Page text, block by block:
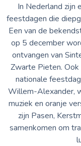
In Nederland zijn
feestdagen die
Een van de
op 5 december
ontvangen van
Zwarte Pieten.
nationale
Willem-Alexander,
muziek en oranje
zijn Pasen,
samenkomen om